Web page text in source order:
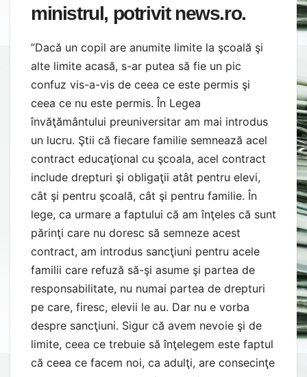
ministrul, potrivit news.ro.
”Dacă un copil are anumite limite la şcoală şi
alte limite acasă, s-ar putea să fie un pic
confuz vis-a-vis de ceea ce este permis şi
ceea ce nu este permis. În Legea
învăţământului preuniversitar am mai introdus
un lucru. Ştii că fiecare familie semnează acel
contract educaţional cu şcoala, acel contract
include drepturi şi obligaţii atât pentru elevi,
cât şi pentru şcoală, cât şi pentru familie. În
lege, ca urmare a faptului că am înţeles că sunt
părinţi care nu doresc să semneze acest
contract, am introdus sancţiuni pentru acele
familii care refuză să-şi asume şi partea de
responsabilitate, nu numai partea de drepturi
pe care, firesc, elevii le au. Dar nu e vorba
despre sancţiuni. Sigur că avem nevoie şi de
limite, ceea ce trebuie să înţelegem este faptul
că ceea ce facem noi, ca adulţi, are consecinţe